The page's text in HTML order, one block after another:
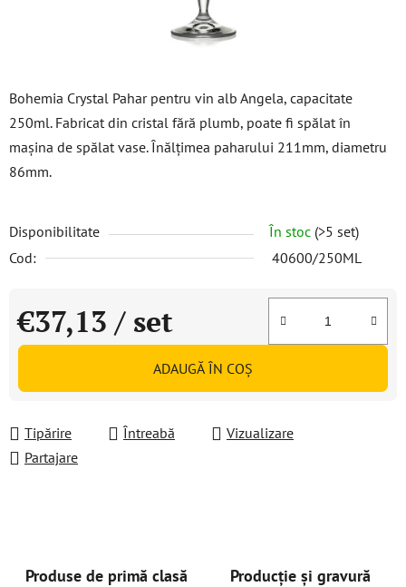
Bohemia Crystal Pahar pentru vin alb Angela, capacitate
250ml. Fabricat din cristal fără plumb, poate fi spălat în
mașina de spălat vase. Înălțimea paharului 211mm, diametru
86mm.
Disponibilitate În stoc (>5 set)
Cod:
40600/250ML
€37,13 / set
Evaluare preţ:
ADAUGĂ ÎN COŞ
Tipărire Întreabă
Vizualizare
Partajare
Produse de primă clasă Producție și gravură